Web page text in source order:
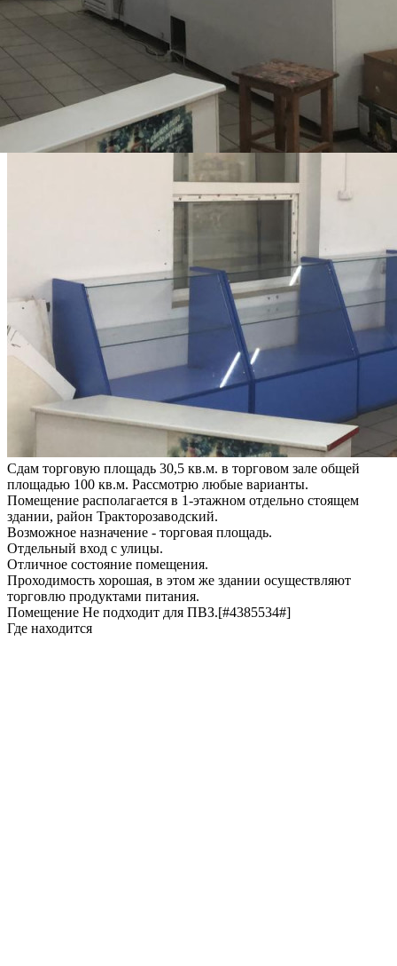
Сдам торговую площадь 30,5 кв.м. в торговом зале общей
площадью 100 кв.м. Рассмотрю любые варианты.
Помещение располагается в 1-этажном отдельно стоящем
здании, район Тракторозаводский.
Возможное назначение - торговая площадь.
Отдельный вход с улицы.
Отличное состояние помещения.
Проходимость хорошая, в этом же здании осуществляют
торговлю продуктами питания.
Помещение Не подходит для ПВЗ.[#4385534#]
Где находится